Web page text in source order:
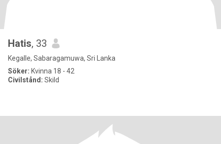
Hatis, 33
Kegalle, Sabaragamuwa, Sri Lanka
Söker: Kvinna 18 - 42
Civilstånd: Skild